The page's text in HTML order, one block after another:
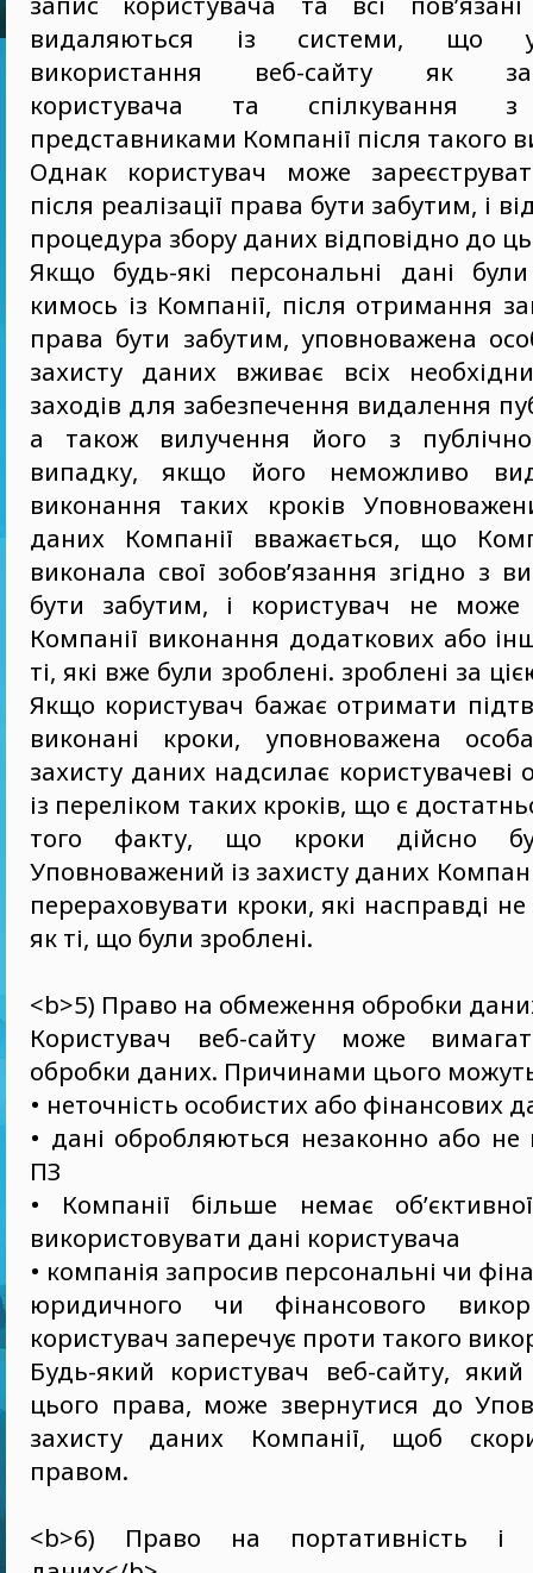
видаляються із системи, що
використання веб-сайту як
користувача та спілкування з
представниками Компанії після такого
Однак користувач може
після реалізації права бути забутим, і
процедура збору даних відповідно до
Якщо будь-які персональні дані
кимось із Компанії, після отримання
права бути забутим, уповноважена
захисту даних вживає всіх
заходів для забезпечення видалення
а також вилучення його з
випадку, якщо його неможливо
виконання таких кроків
даних Компанії вважається, що
виконала свої зобов’язання згідно з
бути забутим, і користувач не може
Компанії виконання додаткових або
ті, які вже були зроблені. зроблені за
Якщо користувач бажає отримати
виконані кроки, уповноважена
захисту даних надсилає користувачеві
із переліком таких кроків, що є
того факту, що кроки дійсно
Уповноважений із захисту даних
перераховувати кроки, які насправді
як ті, що були зроблені.
<b>5) Право на обмеження обробки
Користувач веб-сайту може
обробки даних. Причинами цього
• неточність особистих або фінансових
• дані обробляються незаконно або
ПЗ
• Компанії більше немає
використовувати дані користувача
• компанія запросив персональні чи
юридичного чи фінансового
користувач заперечує проти такого
Будь-який користувач веб-сайту,
цього права, може звернутися до
захисту даних Компанії, щоб
правом.
<b>6) Право на портативність і